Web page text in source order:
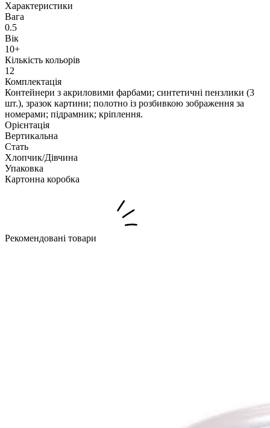
Характеристики
Вага
0.5
Вік
10+
Кількість кольорів
12
Комплектація
Контейнери з акриловими фарбами; синтетичні пензлики (3
шт.), зразок картини; полотно із розбивкою зображення за
номерами; підрамник; кріплення.
Орієнтація
Вертикальна
Стать
Хлопчик/Дiвчина
Упаковка
Картонна коробка
Рекомендовані товари